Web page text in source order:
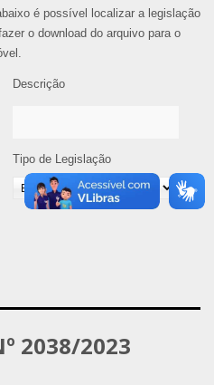
é possível localizar a legislação
o download do arquivo para o
Descrição
Tipo de Legislação
2038/2023